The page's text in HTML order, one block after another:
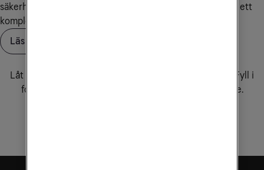
säkerhetstjänster får du alla förutsättningar för att bygga ett
komplett skydd baserat på just din verksamhets behov.
Läs om it-säkerhet
Låt oss hitta rätt molnlösning för just din verksamhet. Fyll i
formuläret via knappen nedan så hjälper vi dig vidare.